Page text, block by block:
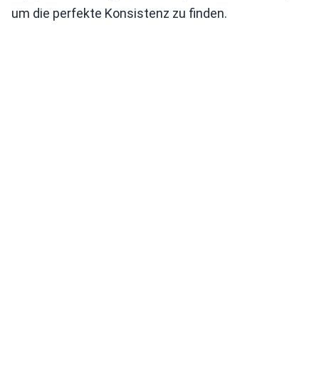
um die perfekte Konsistenz zu finden.